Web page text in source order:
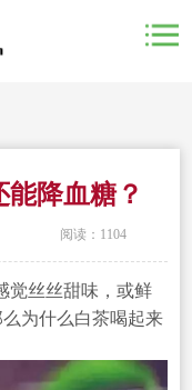
降血糖？
阅读：1104
觉丝丝甜味，或鲜
为什么白茶喝起来